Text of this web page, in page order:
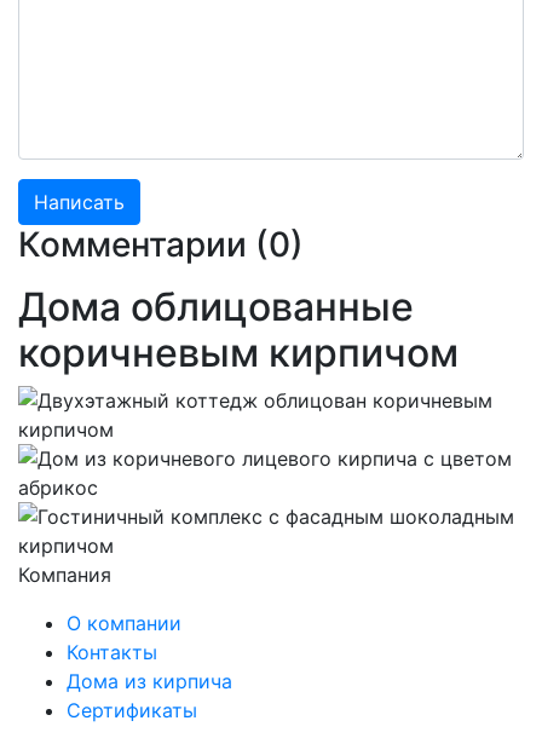
Комментарии (0)
Дома облицованные
коричневым кирпичом
Компания
О компании
Контакты
Дома из кирпича
Сертификаты